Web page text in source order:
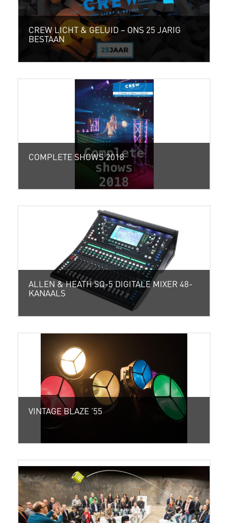
CREW LICHT & GELUID – ONS 25 JARIG
BESTAAN
COMPLETE SHOWS 2018
ALLEN & HEATH SQ-5 DIGITALE MIXER 48-
KANAALS
VINTAGE BLAZE ’55